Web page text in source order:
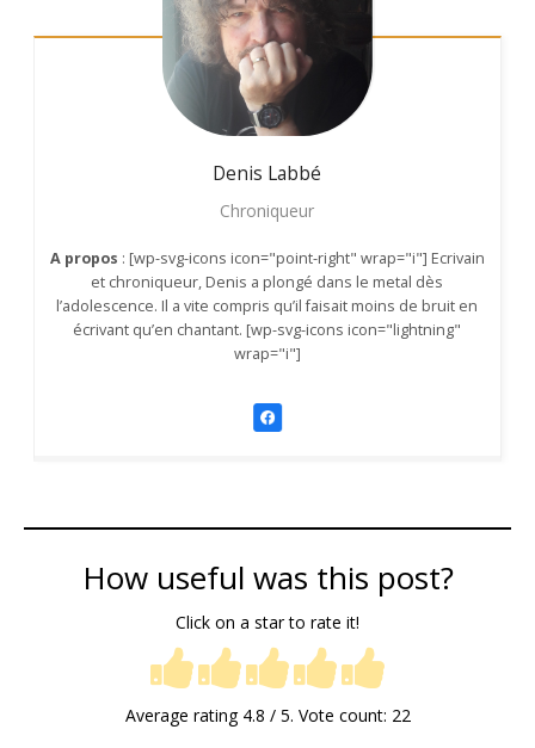
Denis Labbé
Chroniqueur
A propos : [wp-svg-icons icon="point-right" wrap="i"] Ecrivain
et chroniqueur, Denis a plongé dans le metal dès
l’adolescence. Il a vite compris qu’il faisait moins de bruit en
écrivant qu’en chantant. [wp-svg-icons icon="lightning"
wrap="i"]
How useful was this post?
Click on a star to rate it!
Average rating 4.8 / 5. Vote count: 22